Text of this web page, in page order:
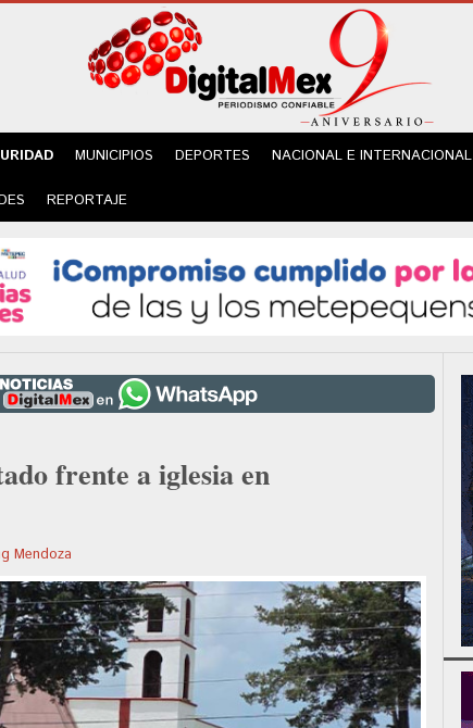
MUNICIPIOS DEPORTES NACIONAL E INTERNACIONAL
REPORTAJE
frente a iglesia en
Mendoza